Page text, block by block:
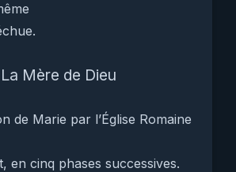
La Mère de Dieu
de Marie par l’Église Romaine
en cinq phases successives.